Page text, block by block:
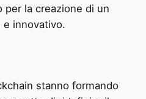
per la creazione di un
e innovativo.
stanno formando